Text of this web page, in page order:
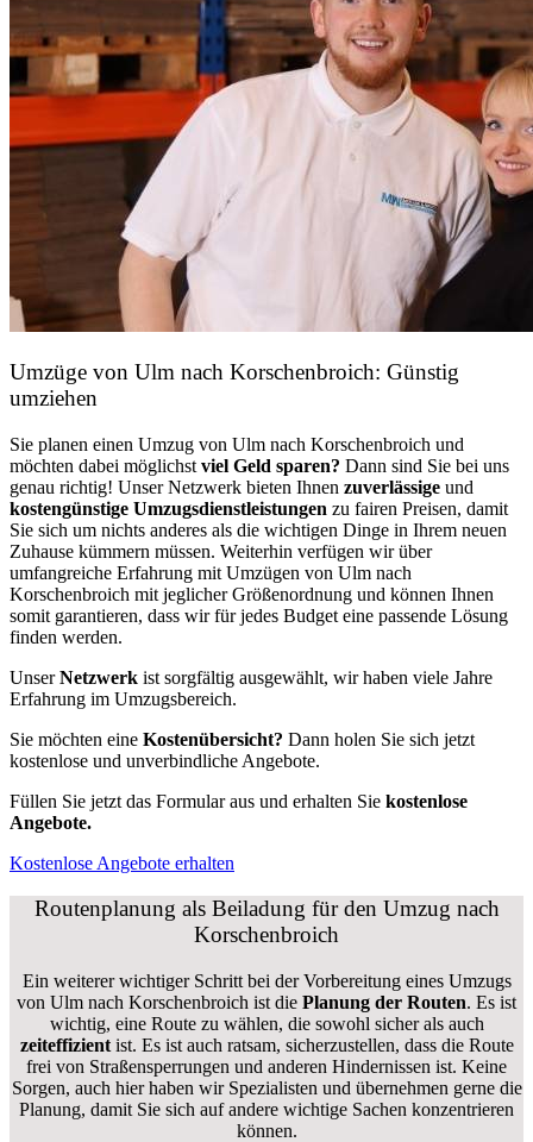
Umzüge von Ulm nach Korschenbroich: Günstig
umziehen
Sie planen einen Umzug von Ulm nach Korschenbroich und
möchten dabei möglichst viel Geld sparen? Dann sind Sie bei uns
genau richtig! Unser Netzwerk bieten Ihnen zuverlässige und
kostengünstige Umzugsdienstleistungen zu fairen Preisen, damit
Sie sich um nichts anderes als die wichtigen Dinge in Ihrem neuen
Zuhause kümmern müssen. Weiterhin verfügen wir über
umfangreiche Erfahrung mit Umzügen von Ulm nach
Korschenbroich mit jeglicher Größenordnung und können Ihnen
somit garantieren, dass wir für jedes Budget eine passende Lösung
finden werden.
UnserNetzwerk ist sorgfältig ausgewählt, wir haben viele Jahre
Erfahrung im Umzugsbereich.
Sie möchten eine Kostenübersicht? Dann holen Sie sich jetzt
kostenlose und unverbindliche Angebote.
Füllen Sie jetzt das Formular aus und erhalten Sie kostenlose
Angebote.
Kostenlose Angebote erhalten
Routenplanung als Beiladung für den Umzug nach
Korschenbroich
Ein weiterer wichtiger Schritt bei der Vorbereitung eines Umzugs
von Ulm nach Korschenbroich ist die Planung der Routen. Es ist
wichtig, eine Route zu wählen, die sowohl sicher als auch
zeiteffizientist. Es ist auch ratsam, sicherzustellen, dass die Route
frei von Straßensperrungen und anderen Hindernissen ist. Keine
Sorgen, auch hier haben wir Spezialisten und übernehmen gerne die
Planung, damit Sie sich auf andere wichtige Sachen konzentrieren
können.